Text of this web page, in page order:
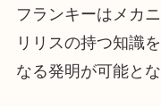
フランキーはメカ
リリスの持つ知識
なる発明が可能とな